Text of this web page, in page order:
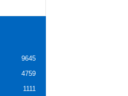
9645
4759
1111